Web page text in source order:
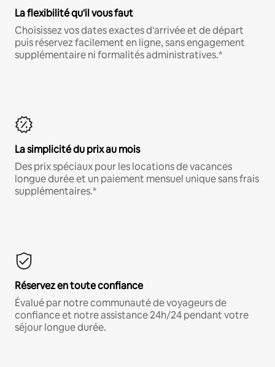
La flexibilité qu'il vous faut
Choisissez vos dates exactes d'arrivée et de départ
puis réservez facilement en ligne, sans engagement
supplémentaire ni formalités administratives.*
La simplicité du prix au mois
Des prix spéciaux pour les locations de vacances
longue durée et un paiement mensuel unique sans frais
supplémentaires.*
Réservez en toute confiance
Évalué par notre communauté de voyageurs de
confiance et notre assistance 24h/24 pendant votre
séjour longue durée.